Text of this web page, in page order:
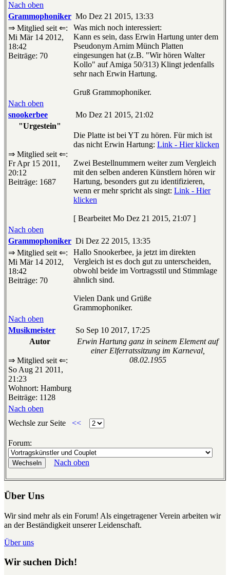
Nach oben
Grammophoniker Mo Dez 21 2015, 13:33
⇒ Mitglied seit ⇐:
Mi Mär 14 2012,
18:42
Beiträge: 70
Was mich noch interessiert:
Kann es sein, dass Erwin Hartung unter dem
Pseudonym Arnim Münch Platten
eingesungen hat (z.B. "Wir hören Walter
Kollo" auf Amiga 50/313) Klingt jedenfalls
sehr nach Erwin Hartung.
Gruß Grammophoniker.
Nach oben
snookerbee
Mo Dez 21 2015, 21:02
"Urgestein"
⇒ Mitglied seit ⇐:
Fr Apr 15 2011,
20:12
Beiträge: 1687
Die Platte ist bei YT zu hören. Für mich ist
das nicht Erwin Hartung: Link - Hier klicken
Zwei Bestellnummern weiter zum Vergleich
mit den selben anderen Künstlern hören wir
Hartung, besonders gut zu identifizieren,
wenn er mehr spricht als singt: Link - Hier
klicken
[ Bearbeitet Mo Dez 21 2015, 21:07 ]
Nach oben
Grammophoniker Di Dez 22 2015, 13:35
⇒ Mitglied seit ⇐:
Mi Mär 14 2012,
18:42
Beiträge: 70
Hallo Snookerbee, ja jetzt im direkten
Vergleich ist es doch gut zu unterscheiden,
obwohl beide im Vortragsstil und Stimmlage
ähnlich sind.
Vielen Dank und Grüße
Grammophoniker.
Nach oben
Musikmeister
So Sep 10 2017, 17:25
Autor
⇒ Mitglied seit ⇐:
So Aug 21 2011,
21:23
Wohnort: Hamburg
Beiträge: 1128
Erwin Hartung ganz in seinem Element auf
einer Elferratssitzung im Karneval,
08.02.1955
Nach oben
Wechsle zur Seite
<<
Forum:
Nach oben
Über Uns
Wir sind mehr als ein Forum! Als eingetragener Verein arbeiten wir
an der Beständigkeit unserer Leidenschaft.
Über uns
Wir suchen Dich!